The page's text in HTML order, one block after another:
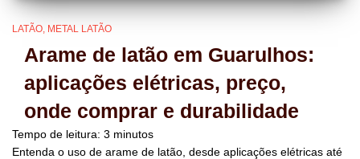
LATÃO METAL LATÃO
Arame de latão em Guarulhos:
aplicações elétricas, preço,
onde comprar e durabilidade
Tempo de leitura: 3 minutos
Entenda o uso de arame de latão, desde aplicações elétricas até